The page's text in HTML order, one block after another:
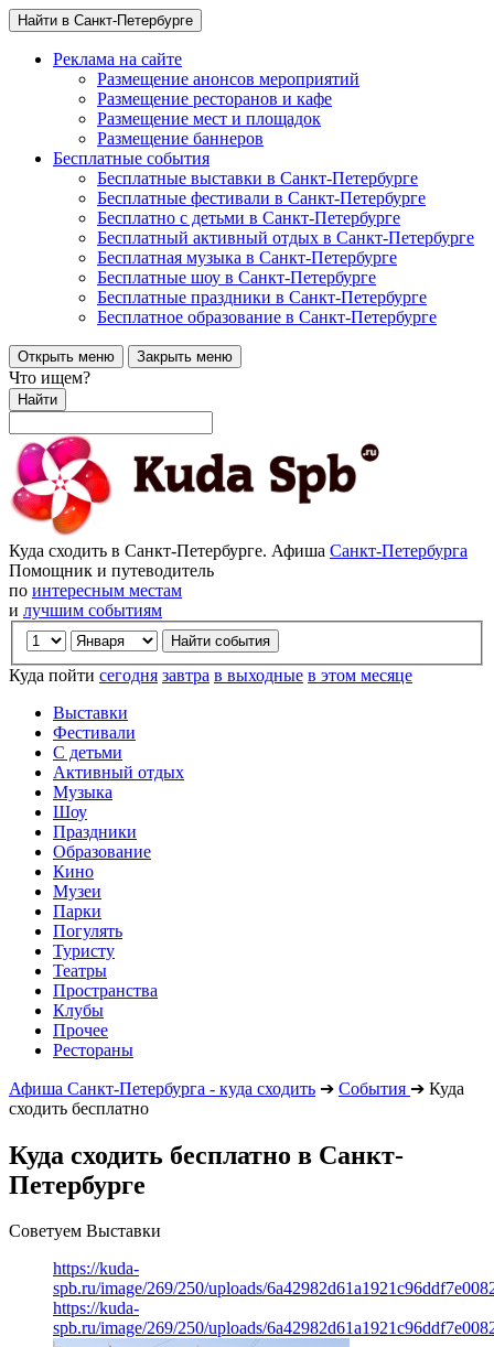
Найти в Санкт-Петербурге
Реклама на сайте
Размещение анонсов мероприятий
Размещение ресторанов и кафе
Размещение мест и площадок
Размещение баннеров
Бесплатные события
Бесплатные выставки в Санкт-Петербурге
Бесплатные фестивали в Санкт-Петербурге
Бесплатно с детьми в Санкт-Петербурге
Бесплатный активный отдых в Санкт-Петербурге
Бесплатная музыка в Санкт-Петербурге
Бесплатные шоу в Санкт-Петербурге
Бесплатные праздники в Санкт-Петербурге
Бесплатное образование в Санкт-Петербурге
Открыть меню Закрыть меню
Что ищем?
Найти
Куда сходить в Санкт-Петербурге. Афиша Санкт-Петербурга
Помощник и путеводитель
по интересным местам
и лучшим событиям
Куда пойти сегодня завтра в выходные в этом месяце
Выставки
Фестивали
С детьми
Активный отдых
Музыка
Шоу
Праздники
Образование
Кино
Музеи
Парки
Погулять
Туристу
Театры
Пространства
Клубы
Прочее
Рестораны
Афиша Санкт-Петербурга - куда сходить ➔ События ➔ Куда
сходить бесплатно
Куда сходить бесплатно в Санкт-
Петербурге
Советуем Выставки
https://kuda-
spb.ru/image/269/250/uploads/
https://kuda-
spb.ru/image/269/250/uploads/